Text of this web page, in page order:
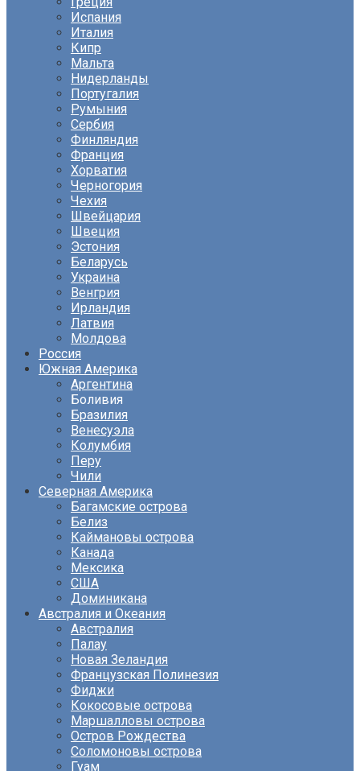
Испания
Италия
Кипр
Мальта
Нидерланды
Португалия
Румыния
Сербия
Финляндия
Франция
Хорватия
Черногория
Чехия
Швейцария
Швеция
Эстония
Беларусь
Украина
Венгрия
Ирландия
Латвия
Молдова
Россия
Южная Америка
Аргентина
Боливия
Бразилия
Венесуэла
Колумбия
Перу
Чили
Северная Америка
Багамские острова
Белиз
Каймановы острова
Канада
Мексика
США
Доминикана
Австралия и Океания
Австралия
Палау
Новая Зеландия
Французская Полинезия
Фиджи
Кокосовые острова
Маршалловы острова
Остров Рождества
Соломоновы острова
Гуам